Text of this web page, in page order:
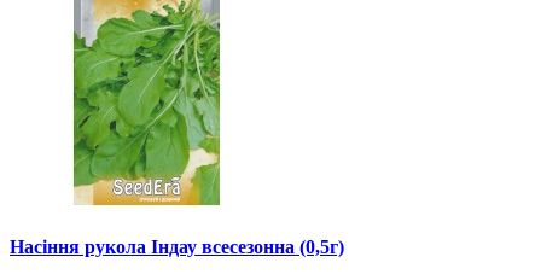
Насіння рукола Індау всесезонна (0,5г)